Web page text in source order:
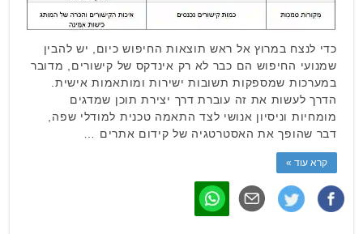
כדי לנצח במרוץ אל ראש תוצאות החיפוש כיום, יש להבין
שמנועי החיפוש הם כבר לא רק אינדקס של קישורים, מדובר
במערכות שמספקות תשובות ישירות ומותאמות אישית.
הדרך לעשות את זה עוברת דרך יצירת תוכן שמדגים
מומחיות וניסיון אנושי לצד התאמה טכנית למודלי שפה,
דבר שהופך את האסטרטגיה של קידום אתרים …
קרא עוד »